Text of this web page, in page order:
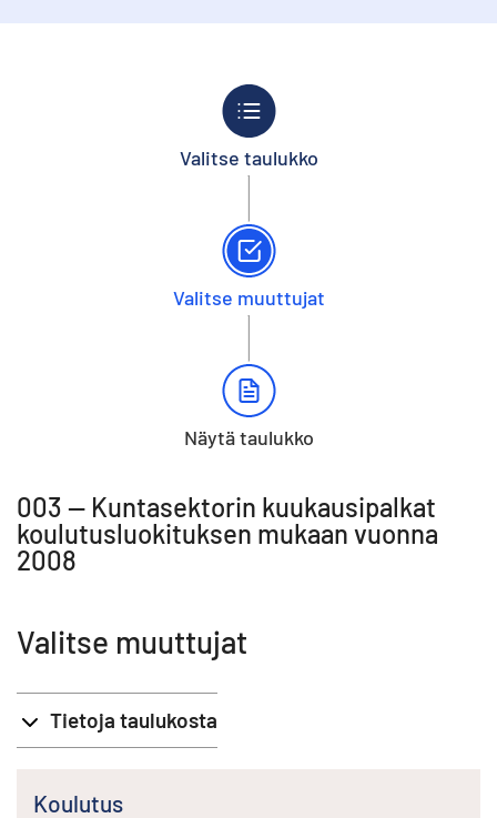
Valitse taulukko
Valitse muuttujat
Näytä taulukko
003 -- Kuntasektorin kuukausipalkat
koulutusluokituksen mukaan vuonna
2008
Valitse muuttujat
Tietoja taulukosta
Koulutus